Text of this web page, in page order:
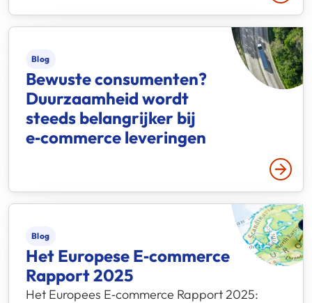
Blog
Bewuste consumenten?
Duurzaamheid wordt
steeds belangrijker bij
e‑commerce leveringen
Lees
Blog
Het Europese E‑commerce
Rapport 2025
Het Europees E‑commerce Rapport 2025: